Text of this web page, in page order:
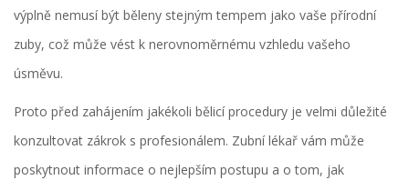
výplně nemusí být běleny stejným tempem jako vaše přírodní
zuby, což může vést k nerovnoměrnému vzhledu vašeho
úsměvu.
Proto před zahájením jakékoli bělicí procedury je velmi důležité
konzultovat zákrok s profesionálem. Zubní lékař vám může
poskytnout informace o nejlepším postupu a o tom, jak